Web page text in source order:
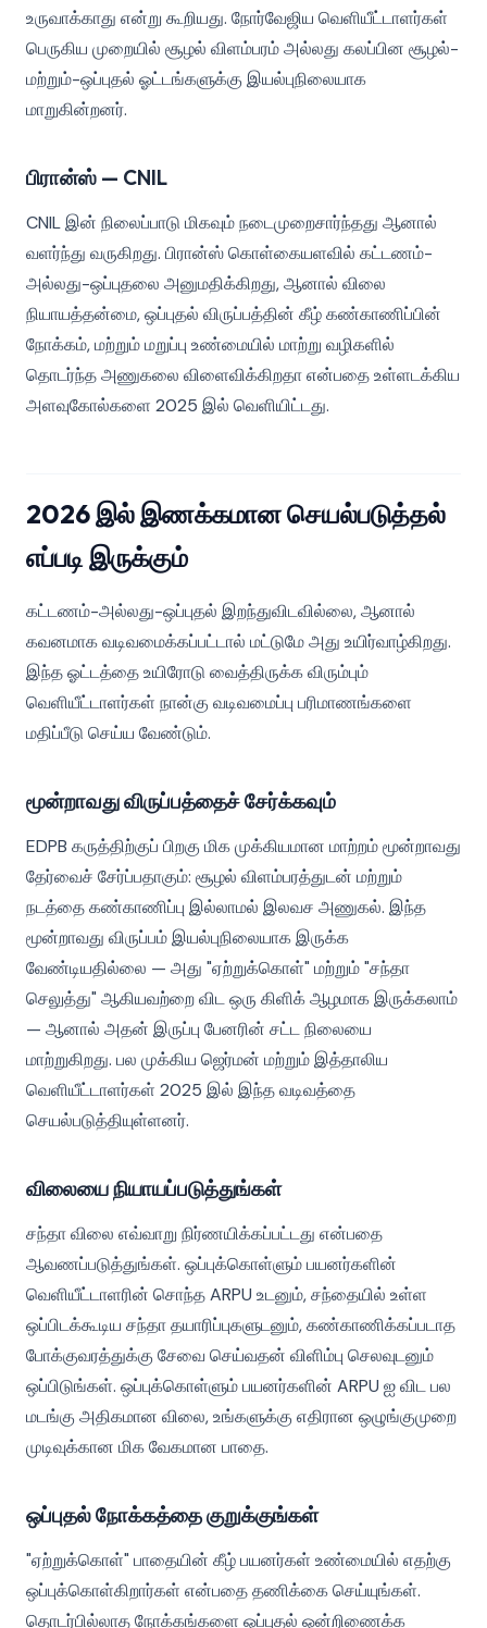
உருவாக்காது என்று கூறியது. நோர்வேஜிய வெளியீட்டாளர்கள்
பெருகிய முறையில் சூழல் விளம்பரம் அல்லது கலப்பின சூழல்-
மற்றும்-ஒப்புதல் ஓட்டங்களுக்கு இயல்புநிலையாக
மாறுகின்றனர்.
பிரான்ஸ் — CNIL
CNIL இன் நிலைப்பாடு மிகவும் நடைமுறைசார்ந்தது ஆனால்
வளர்ந்து வருகிறது. பிரான்ஸ் கொள்கையளவில் கட்டணம்-
அல்லது-ஒப்புதலை அனுமதிக்கிறது, ஆனால் விலை
நியாயத்தன்மை, ஒப்புதல் விருப்பத்தின் கீழ் கண்காணிப்பின்
நோக்கம், மற்றும் மறுப்பு உண்மையில் மாற்று வழிகளில்
தொடர்ந்த அணுகலை விளைவிக்கிறதா என்பதை உள்ளடக்கிய
அளவுகோல்களை 2025 இல் வெளியிட்டது.
2026 இல் இணக்கமான செயல்படுத்தல்
எப்படி இருக்கும்
கட்டணம்-அல்லது-ஒப்புதல் இறந்துவிடவில்லை, ஆனால்
கவனமாக வடிவமைக்கப்பட்டால் மட்டுமே அது உயிர்வாழ்கிறது.
இந்த ஓட்டத்தை உயிரோடு வைத்திருக்க விரும்பும்
வெளியீட்டாளர்கள் நான்கு வடிவமைப்பு பரிமாணங்களை
மதிப்பீடு செய்ய வேண்டும்.
மூன்றாவது விருப்பத்தைச் சேர்க்கவும்
EDPB கருத்திற்குப் பிறகு மிக முக்கியமான மாற்றம் மூன்றாவது
தேர்வைச் சேர்ப்பதாகும்: சூழல் விளம்பரத்துடன் மற்றும்
நடத்தை கண்காணிப்பு இல்லாமல் இலவச அணுகல். இந்த
மூன்றாவது விருப்பம் இயல்புநிலையாக இருக்க
வேண்டியதில்லை — அது "ஏற்றுக்கொள்" மற்றும் "சந்தா
செலுத்து" ஆகியவற்றை விட ஒரு கிளிக் ஆழமாக இருக்கலாம்
— ஆனால் அதன் இருப்பு பேனரின் சட்ட நிலையை
மாற்றுகிறது. பல முக்கிய ஜெர்மன் மற்றும் இத்தாலிய
வெளியீட்டாளர்கள் 2025 இல் இந்த வடிவத்தை
செயல்படுத்தியுள்ளனர்.
விலையை நியாயப்படுத்துங்கள்
சந்தா விலை எவ்வாறு நிர்ணயிக்கப்பட்டது என்பதை
ஆவணப்படுத்துங்கள். ஒப்புக்கொள்ளும் பயனர்களின்
வெளியீட்டாளரின் சொந்த ARPU உடனும், சந்தையில் உள்ள
ஒப்பிடக்கூடிய சந்தா தயாரிப்புகளுடனும், கண்காணிக்கப்படாத
போக்குவரத்துக்கு சேவை செய்வதன் விளிம்பு செலவுடனும்
ஒப்பிடுங்கள். ஒப்புக்கொள்ளும் பயனர்களின் ARPU ஐ விட பல
மடங்கு அதிகமான விலை, உங்களுக்கு எதிரான ஒழுங்குமுறை
முடிவுக்கான மிக வேகமான பாதை.
ஒப்புதல் நோக்கத்தை குறுக்குங்கள்
"ஏற்றுக்கொள்" பாதையின் கீழ் பயனர்கள் உண்மையில் எதற்கு
ஒப்புக்கொள்கிறார்கள் என்பதை தணிக்கை செய்யுங்கள்.
தொடர்பில்லாத நோக்கங்களை ஒப்புதல் ஒன்றிணைக்க